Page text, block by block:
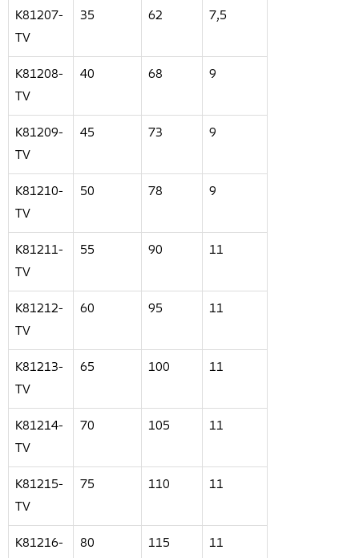
K81207-
TV
35 62 7,5
K81208-
TV
40 68 9
K81209-
TV
45 73 9
K81210-
TV
50 78 9
K81211-
TV
55 90 11
K81212-
TV
60 95 11
K81213-
TV
65 100 11
K81214-
TV
70 105 11
K81215-
TV
75 110 11
K81216-
80 115 11